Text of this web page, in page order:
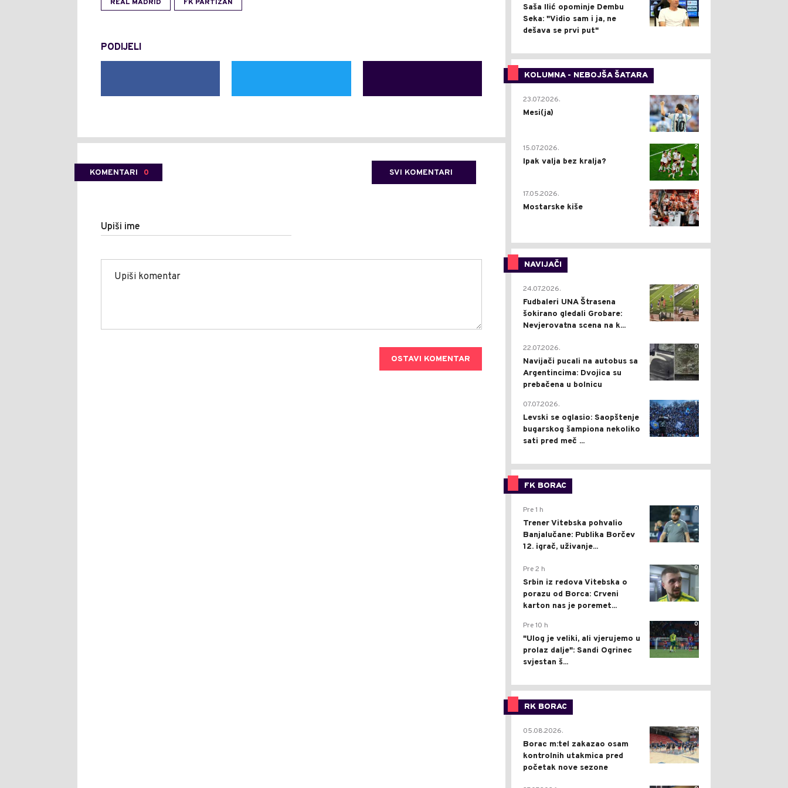
REAL MADRID FK PARTIZAN
PODIJELI
KOMENTARI 0 SVI KOMENTARI
Upiši ime
OSTAVI KOMENTAR
Saša Ilić opominje Dembu
Seka: "Vidio sam i ja, ne
dešava se prvi put"
KOLUMNA - NEBOJŠA ŠATARA
0
23.07.2026.
Mesi(ja)
2
15.07.2026.
Ipak valja bez kralja?
0
17.05.2026.
Mostarske kiše
NAVIJAČI
0
24.07.2026.
Fudbaleri UNA Štrasena
šokirano gledali Grobare:
Nevjerovatna scena na k...
0
22.07.2026.
Navijači pucali na autobus sa
Argentincima: Dvojica su
prebačena u bolnicu
1
07.07.2026.
Levski se oglasio: Saopštenje
bugarskog šampiona nekoliko
sati pred meč ...
FK BORAC
0
Pre 1 h
Trener Vitebska pohvalio
Banjalučane: Publika Borčev
12. igrač, uživanje...
0
Pre 2 h
Srbin iz redova Vitebska o
porazu od Borca: Crveni
karton nas je poremet...
0
Pre 10 h
"Ulog je veliki, ali vjerujemo u
prolaz dalje": Sandi Ogrinec
svjestan š...
RK BORAC
0
05.08.2026.
Borac m:tel zakazao osam
kontrolnih utakmica pred
početak nove sezone